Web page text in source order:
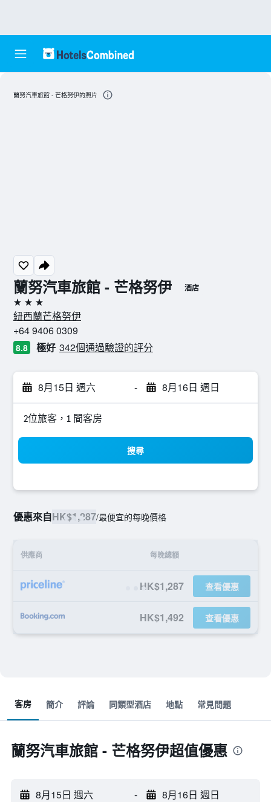
蘭努汽車旅館 - 芒格努伊 酒店
3星級
紐西蘭芒格努伊
+64 9406 0309
8.8 極好 342個通過驗證的評分
8月15日 週六 - 8月16日 週日
2位旅客，1 間客房
搜尋
優惠來自HK$1,287/最便宜的每晚價格
供應商 每晚總額
HK$1,287 查看優惠
HK$1,492 查看優惠
蘭努汽車旅館 - 芒格努伊的照片
客房 簡介 評論 同類型酒店 地點 常見問題
蘭努汽車旅館 - 芒格努伊超值優惠
8月15日 週六 - 8月16日 週日